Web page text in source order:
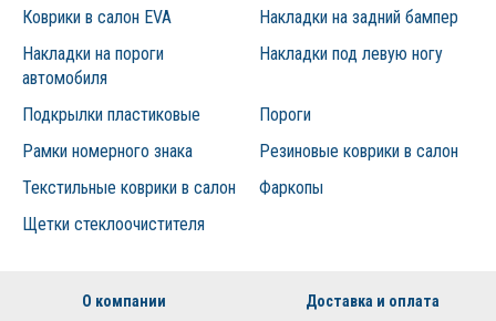
Коврики в салон EVA
Накладки на задний бампер
Накладки на пороги
автомобиля
Накладки под левую ногу
Подкрылки пластиковые
Пороги
Рамки номерного знака
Резиновые коврики в салон
Текстильные коврики в салон
Фаркопы
Щетки стеклоочистителя
О компании Доставка и оплата